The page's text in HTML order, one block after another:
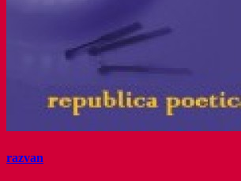
razvan